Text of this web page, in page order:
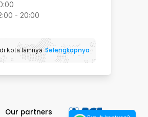
- 20:00
kota lainnya Selengkapnya
Our partners